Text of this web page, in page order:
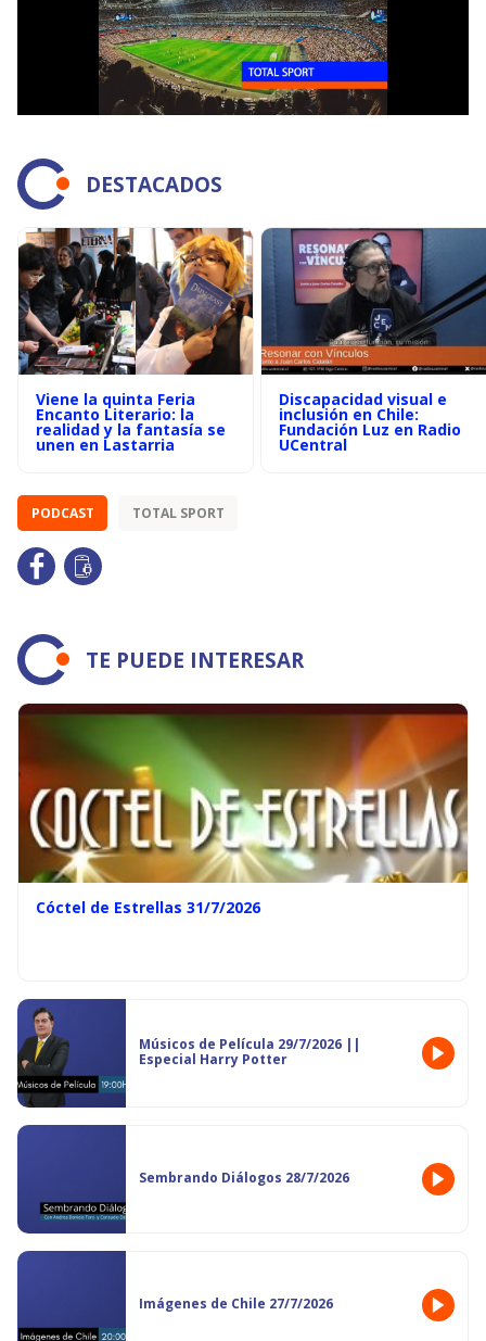
DESTACADOS
Viene la quinta Feria
Encanto Literario: la
realidad y la fantasía se
unen en Lastarria
Discapacidad visual e
inclusión en Chile:
Fundación Luz en Radio
UCentral
PODCAST TOTAL SPORT
TE PUEDE INTERESAR
Cóctel de Estrellas 31/7/2026
Músicos de Película 29/7/2026 ||
Especial Harry Potter
Sembrando Diálogos 28/7/2026
Imágenes de Chile 27/7/2026